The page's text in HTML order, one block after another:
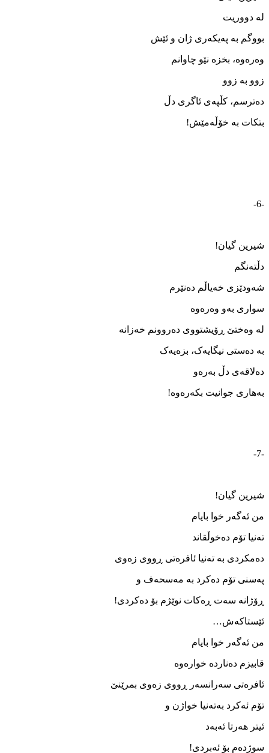
له ‌دووریت
بووگم به ‌په‌یکه‌ری ژان و ئێش
وه‌ره‌وه، ‌بخزه‌ نێو چاوانم
زوو به‌ زوو
ده‌ترسم، کڵپه‌ی ئاگری دڵ
بتکات به ‌خۆڵه‌مێش!
-6-
شیرین گیان!
دڵته‌نگم
شه‌ودێزی خه‌یاڵم ده‌نێرم
سواری به‌و وه‌ره‌وه
له ‌وه‌ختێ ڕۆیشتووی ده‌روونم خه‌زانه
به ‌ده‌ستی نیگایه‌ک، بزه‌یه‌ک
ده‌لاقه‌ی دڵ به‌ره‌و
به‌هاری جوانیت بکه‌ره‌وه!
-7-
شیرین گیان!
من ئه‌گه‌ر خوا بایام
ته‌نیا تۆم ده‌خوڵقاند
ده‌مکردی به ‌ته‌نیا ئافره‌تی ڕووی زه‌وی
په‌سنی تۆم ده‌کرد به ‌مه‌سحه‌ف و
ڕۆژانه ‌سه‌ت ڕەکات نوێژم بۆ ده‌کردی!
ئێستاکه‌ش…
من ئه‌گه‌ر خوا بایام
قابیزم ده‌نارده ‌خواره‌وه
ئافره‌تی سه‌رانسه‌ر ڕووی زه‌وی بمرێنێ
تۆم ئه‌کرد به‌ته‌نیا خواژن و
ئیتر هه‌رتا ئه‌به‌د
سوژده‌م بۆ ئه‌بردی!